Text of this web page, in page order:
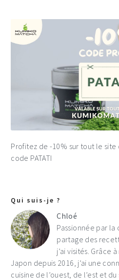
Profitez de -10% sur tout le site
code PATATI
Qui suis-je ?
Chloé
Passionnée par la
partage des
j’ai visités. Grâce
Japon depuis 2016, j’ai une
cuisine de l’ouest, de l’est et du